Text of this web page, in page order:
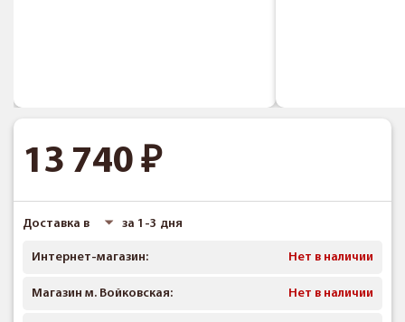
13 740
Доставка в за 1-3 дня
Интернет-магазин: Нет в наличии
Магазин м. Войковская: Нет в наличии